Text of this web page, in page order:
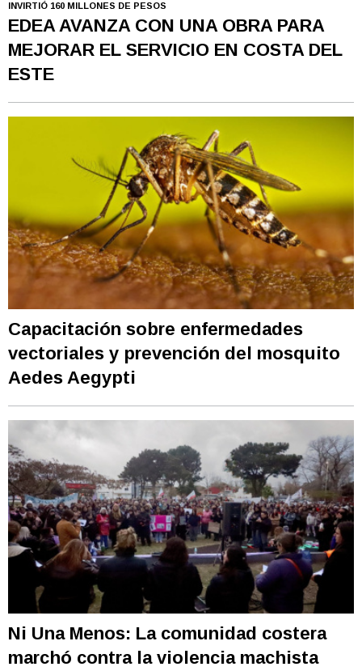
INVIRTIÓ 160 MILLONES DE PESOS
EDEA AVANZA CON UNA OBRA PARA
MEJORAR EL SERVICIO EN COSTA DEL
ESTE
Capacitación sobre enfermedades
vectoriales y prevención del mosquito
Aedes Aegypti
Ni Una Menos: La comunidad costera
marchó contra la violencia machista